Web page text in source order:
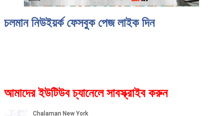
চলমান নিউইয়র্ক ফেসবুক পেজ লাইক দিন
আমাদের ইউটিউব চ্যানেলে সাবস্ক্রাইব করুন